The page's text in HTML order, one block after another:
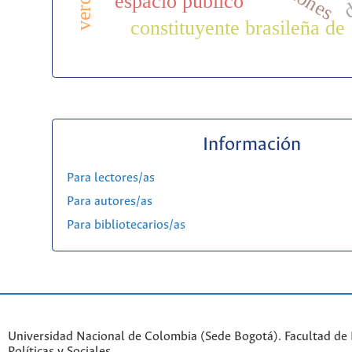
constituyente brasileña de
Información
Para lectores/as
Para autores/as
Para bibliotecarios/as
Universidad Nacional de Colombia (Sede Bogotá). Facultad de